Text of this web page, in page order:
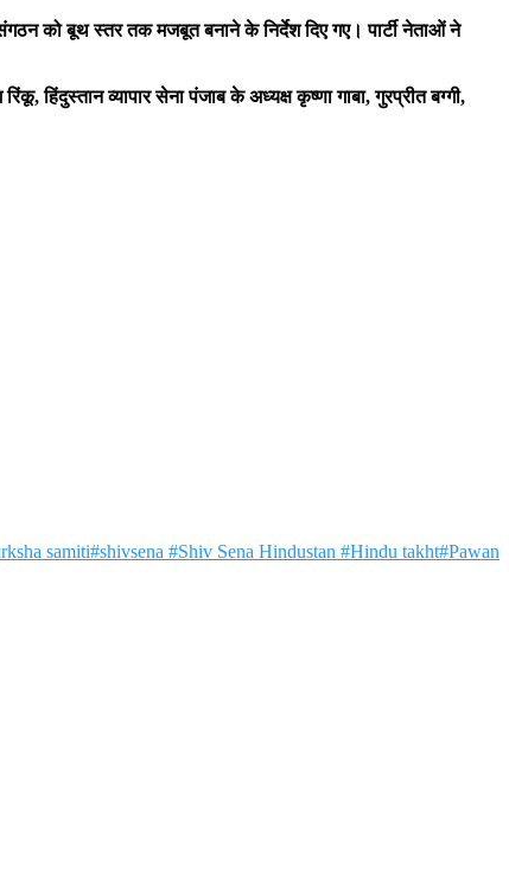
को बूथ स्तर तक मजबूत बनाने के निर्देश दिए गए। पार्टी नेताओं ने
हिंदुस्तान व्यापार सेना पंजाब के अध्यक्ष कृष्णा गाबा, गुरप्रीत बग्गी,
samiti#shivsena #Shiv Sena Hindustan #Hindu takht#Pawan